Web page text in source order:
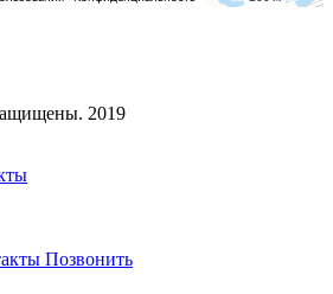
2019
Позвонить